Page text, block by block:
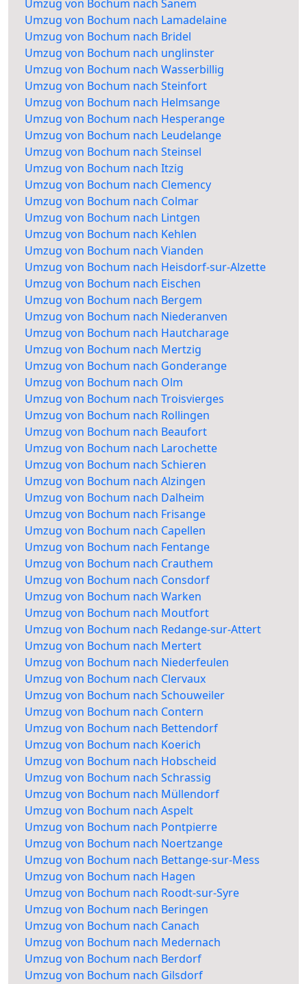
Umzug von Bochum nach Sanem
Umzug von Bochum nach Lamadelaine
Umzug von Bochum nach Bridel
Umzug von Bochum nach unglinster
Umzug von Bochum nach Wasserbillig
Umzug von Bochum nach Steinfort
Umzug von Bochum nach Helmsange
Umzug von Bochum nach Hesperange
Umzug von Bochum nach Leudelange
Umzug von Bochum nach Steinsel
Umzug von Bochum nach Itzig
Umzug von Bochum nach Clemency
Umzug von Bochum nach Colmar
Umzug von Bochum nach Lintgen
Umzug von Bochum nach Kehlen
Umzug von Bochum nach Vianden
Umzug von Bochum nach Heisdorf-sur-Alzette
Umzug von Bochum nach Eischen
Umzug von Bochum nach Bergem
Umzug von Bochum nach Niederanven
Umzug von Bochum nach Hautcharage
Umzug von Bochum nach Mertzig
Umzug von Bochum nach Gonderange
Umzug von Bochum nach Olm
Umzug von Bochum nach Troisvierges
Umzug von Bochum nach Rollingen
Umzug von Bochum nach Beaufort
Umzug von Bochum nach Larochette
Umzug von Bochum nach Schieren
Umzug von Bochum nach Alzingen
Umzug von Bochum nach Dalheim
Umzug von Bochum nach Frisange
Umzug von Bochum nach Capellen
Umzug von Bochum nach Fentange
Umzug von Bochum nach Crauthem
Umzug von Bochum nach Consdorf
Umzug von Bochum nach Warken
Umzug von Bochum nach Moutfort
Umzug von Bochum nach Redange-sur-Attert
Umzug von Bochum nach Mertert
Umzug von Bochum nach Niederfeulen
Umzug von Bochum nach Clervaux
Umzug von Bochum nach Schouweiler
Umzug von Bochum nach Contern
Umzug von Bochum nach Bettendorf
Umzug von Bochum nach Koerich
Umzug von Bochum nach Hobscheid
Umzug von Bochum nach Schrassig
Umzug von Bochum nach Müllendorf
Umzug von Bochum nach Aspelt
Umzug von Bochum nach Pontpierre
Umzug von Bochum nach Noertzange
Umzug von Bochum nach Bettange-sur-Mess
Umzug von Bochum nach Hagen
Umzug von Bochum nach Roodt-sur-Syre
Umzug von Bochum nach Beringen
Umzug von Bochum nach Canach
Umzug von Bochum nach Medernach
Umzug von Bochum nach Berdorf
Umzug von Bochum nach Gilsdorf